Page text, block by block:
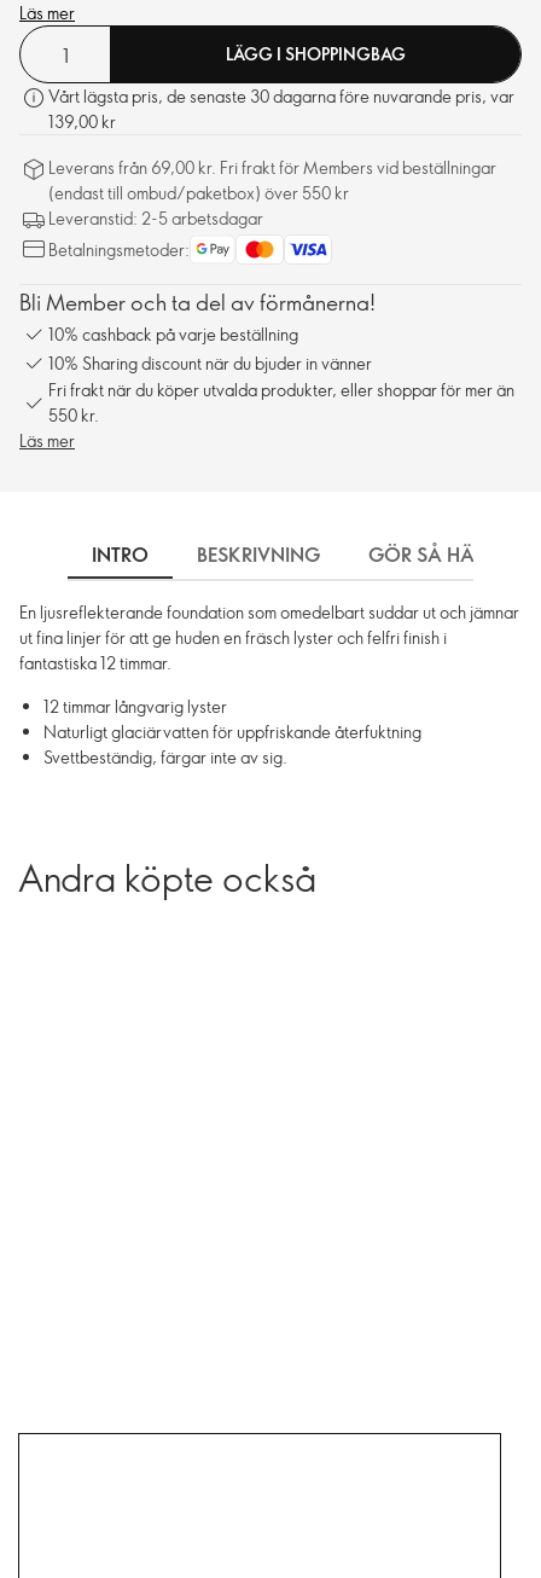
Läs mer
LÄGG I SHOPPINGBAG
Vårt lägsta pris, de senaste 30 dagarna före nuvarande pris, var
139,00 kr
Leverans från 69,00 kr. Fri frakt för Members vid beställningar
(endast till ombud/paketbox) över 550 kr
Leveranstid: 2-5 arbetsdagar
Betalningsmetoder:
Bli Member och ta del av förmånerna!
10% cashback på varje beställning
10% Sharing discount när du bjuder in vänner
Fri frakt när du köper utvalda produkter, eller shoppar för mer än
550 kr.
Läs mer
INTRO BESKRIVNING GÖR SÅ HÄR
En ljusreflekterande foundation som omedelbart suddar ut och jämnar
ut fina linjer för att ge huden en fräsch lyster och felfri finish i
fantastiska 12 timmar.
12 timmar långvarig lyster
Naturligt glaciärvatten för uppfriskande återfuktning
Svettbeständig, färgar inte av sig.
Andra köpte också